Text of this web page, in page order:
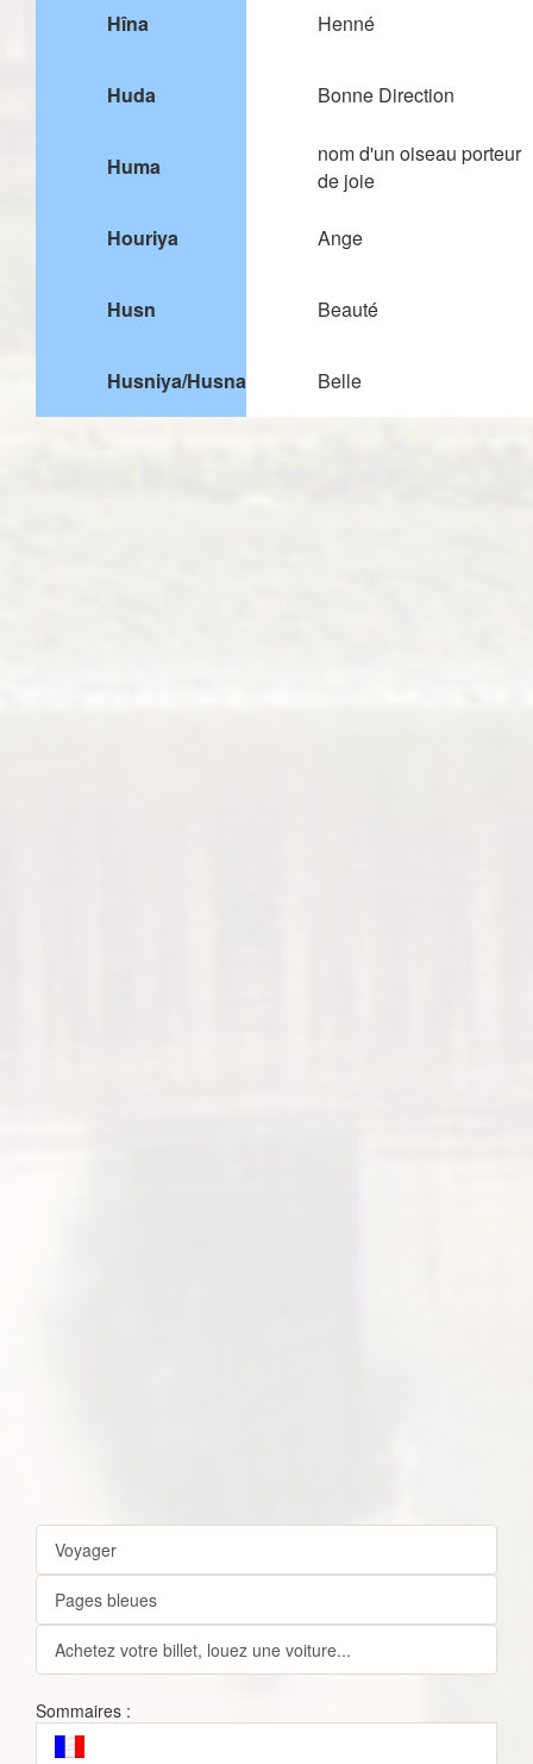
Hîna Henné
Huda Bonne Direction
Huma
nom d'un oiseau porteur
de joie
Houriya Ange
Husn Beauté
Husniya/Husna Belle
Voyager
Pages bleues
Achetez votre billet, louez une voiture...
Sommaires :